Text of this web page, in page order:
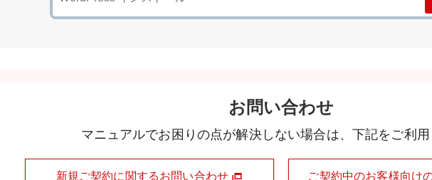
お問い合わせ
マニュアルでお困りの点が解決しない場合は、下記をご利
新規ご契約に関するお問い合わせ ご契約中のお客様向け